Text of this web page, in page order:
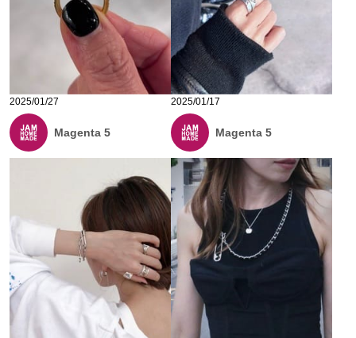
2025/01/27
Magenta 5
2025/01/17
Magenta 5